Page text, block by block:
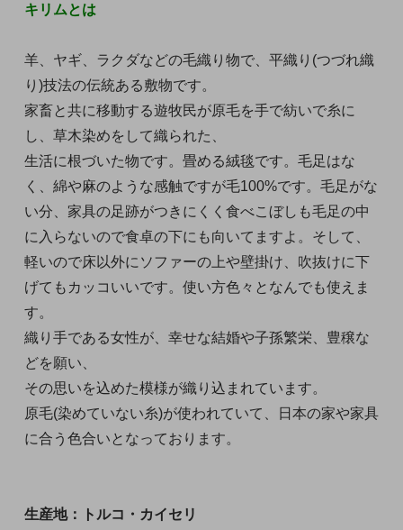
キリムとは
羊、ヤギ、ラクダなどの毛織り物で、平織り(つづれ織
り)技法の伝統ある敷物です。
家畜と共に移動する遊牧民が原毛を手で紡いで糸に
し、草木染めをして織られた、
生活に根づいた物です。畳める絨毯です。毛足はな
く、綿や麻のような感触ですが毛100%です。毛足がな
い分、家具の足跡がつきにくく食べこぼしも毛足の中
に入らないので食卓の下にも向いてますよ。そして、
軽いので床以外にソファーの上や壁掛け、吹抜けに下
げてもカッコいいです。使い方色々となんでも使えま
す。
織り手である女性が、幸せな結婚や子孫繁栄、豊穣な
どを願い、
その思いを込めた模様が織り込まれています。
原毛(染めていない糸)が使われていて、日本の家や家具
に合う色合いとなっております。
生産地：トルコ・カイセリ